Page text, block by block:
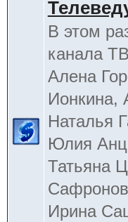
В этом
канала
Алена
Ионкина,
Наталья
Юлия
Татьяна
Ирина